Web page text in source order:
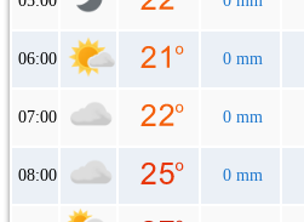
06:00 0 mm
07:00 0 mm
08:00 0 mm